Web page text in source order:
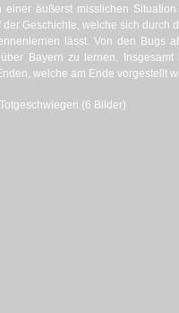
äußerst misslichen
Geschichte, welche sich durch
lässt. Von den Bugs
Bayern zu lernen.
welche am Ende vorgestellt
(6 Bilder)